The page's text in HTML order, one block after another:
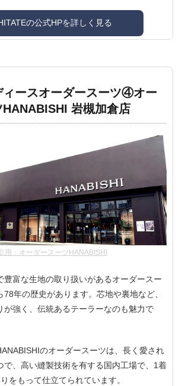
の公式HPを詳しく見る
ィースオーダースーツ④オー
HANABISHI 岩槻加倉店
用：オーダースーツHANABISHI
豊富な生地の取り扱いがあるオーダースー
78年の歴史があります。芯地や裏地など、
が強く、伝統あるテーラーなのも魅力で
のオーダースーツは、長く愛され
で、高い縫製技術を有する国内工場で、1着
をもって仕立てられています。